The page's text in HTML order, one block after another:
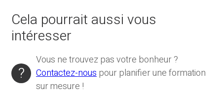
Cela pourrait aussi vous
intéresser
Vous ne trouvez pas votre bonheur ?
Contactez-nouspour planifier une formation
sur mesure !